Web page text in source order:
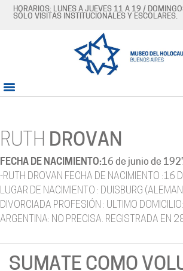
HORARIOS: LUNES A JUEVES 11 A 19 /
SÓLO VISITAS INSTITUCIONALES Y ESCOLARES.
RUTH DROVAN
FECHA DE NACIMIENTO:16 de junio de
-RUTH DROVAN FECHA DE NACIMIENTO :16
LUGAR DE NACIMIENTO : DUISBURG
DIVORCIADA PROFESIÓN : ULTIMO
ARGENTINA: NO PRECISA. REGISTRADA EN
SUMATE COMO